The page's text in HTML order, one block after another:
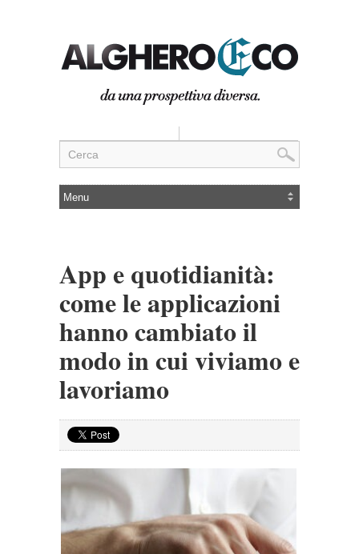
App e quotidianità:
come le applicazioni
hanno cambiato il
modo in cui viviamo e
lavoriamo